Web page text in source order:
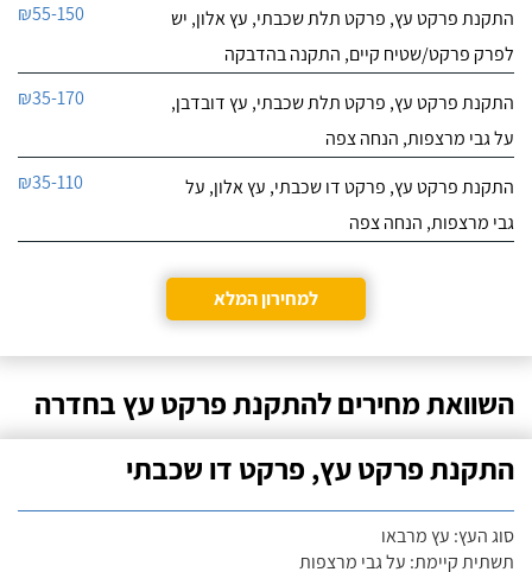
התקנת פרקט עץ, פרקט תלת שכבתי, עץ אלון, יש
לפרק פרקט/שטיח קיים, התקנה בהדבקה
₪55-150
התקנת פרקט עץ, פרקט תלת שכבתי, עץ דובדבן,
על גבי מרצפות, הנחה צפה
₪35-170
התקנת פרקט עץ, פרקט דו שכבתי, עץ אלון, על
גבי מרצפות, הנחה צפה
₪35-110
למחירון המלא
השוואת מחירים להתקנת פרקט עץ בחדרה
התקנת פרקט עץ, פרקט דו שכבתי
סוג העץ: עץ מרבאו
תשתית קיימת: על גבי מרצפות